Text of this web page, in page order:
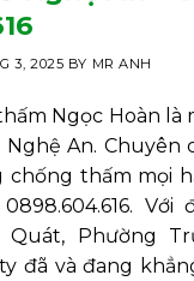
3, 2025 BY MR ANH
Ngọc Hoàn
An. Chuyên
chống thấm mọi
Với
Quát, Phường
đã và đang